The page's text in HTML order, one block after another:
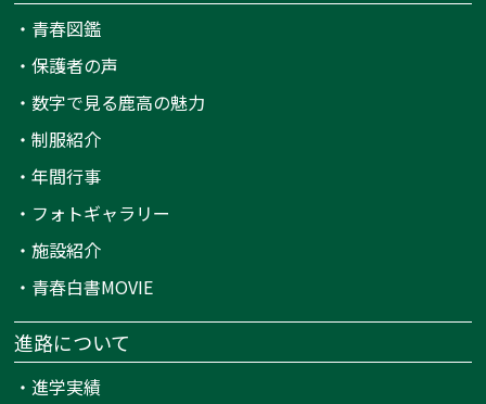
・ 青春図鑑
・保護者の声
・数字で見る鹿高の魅力
・制服紹介
・年間行事
・ フォトギャラリー
・施設紹介
・ 青春白書MOVIE
進路について
・進学実績